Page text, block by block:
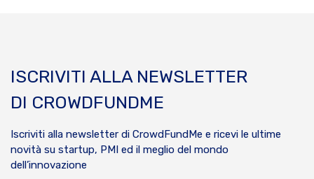
ISCRIVITI ALLA NEWSLETTER
DI CROWDFUNDME
Iscriviti alla newsletter di CrowdFundMe e ricevi le ultime
novità su startup, PMI ed il meglio del mondo
dell’innovazione